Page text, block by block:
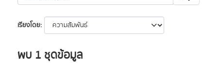
เรียงโดย
พบ 1 ชุดข้อมูล